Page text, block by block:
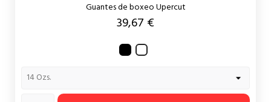
Guantes de boxeo Upercut
Precio
39,67 €
NegroBlanco